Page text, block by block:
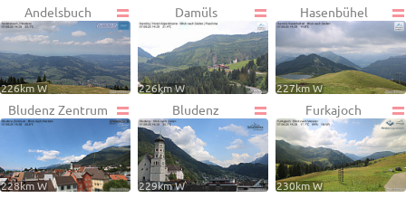
Andelsbuch
226km W
Damüls
226km W
Hasenbühel
227km W
Bludenz Zentrum
228km W
Bludenz
229km W
Furkajoch
230km W